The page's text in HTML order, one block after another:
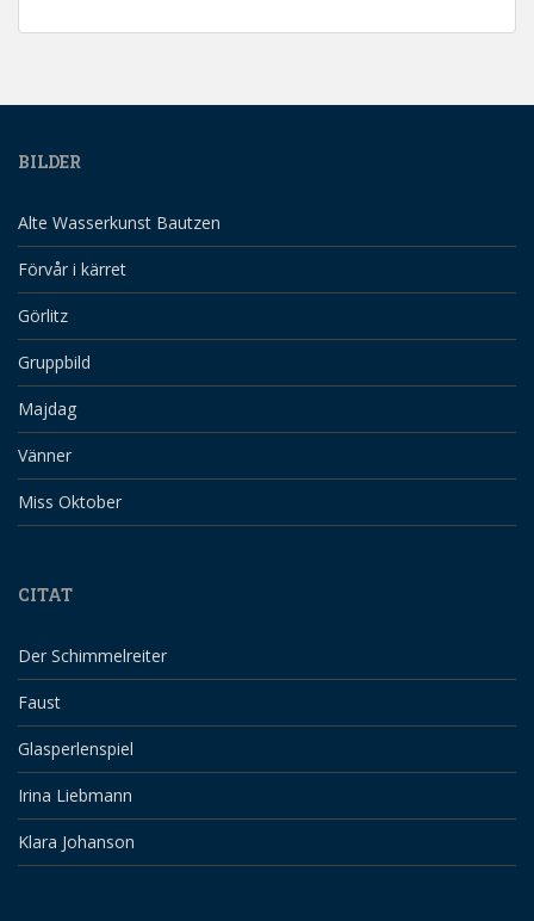
BILDER
Alte Wasserkunst Bautzen
Förvår i kärret
Görlitz
Gruppbild
Majdag
Vänner
Miss Oktober
CITAT
Der Schimmelreiter
Faust
Glasperlenspiel
Irina Liebmann
Klara Johanson